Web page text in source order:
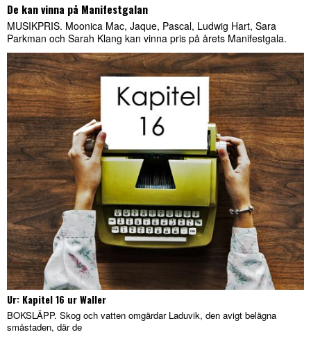
De kan vinna på Manifestgalan
MUSIKPRIS. Moonica Mac, Jaque, Pascal, Ludwig Hart, Sara
Parkman och Sarah Klang kan vinna pris på årets Manifestgala.
Ur: Kapitel 16 ur Waller
BOKSLÄPP. Skog och vatten omgärdar Laduvik, den avigt belägna
småstaden, där de